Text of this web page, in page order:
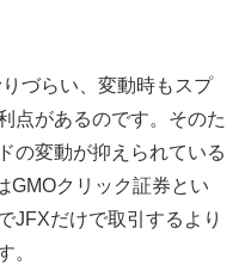
づらい、変動時もスプ
点があるのです。そのた
の変動が抑えられている
GMOクリック証券とい
JFXだけで取引するより
。